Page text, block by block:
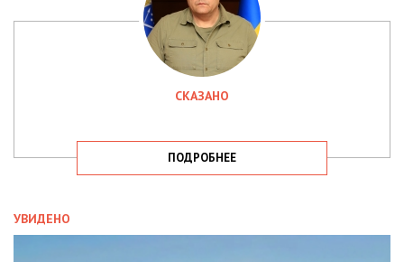
СКАЗАНО
ПОДРОБНЕЕ
УВИДЕНО